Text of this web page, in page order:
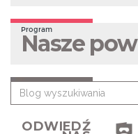
Program
Nasze
ODWIEDŹ